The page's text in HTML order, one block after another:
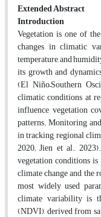
Extended Abstract
Introduction
Vegetation is one of
changes in climatic
temperature, and
its growth and
(El Niño–Southern
climatic conditions at
influence vegetation
patterns. Monitoring
in tracking regional
2020; Jien et al., 2023).
vegetation conditions
climate change and
most widely used
climate variability is
(NDVI), derived from